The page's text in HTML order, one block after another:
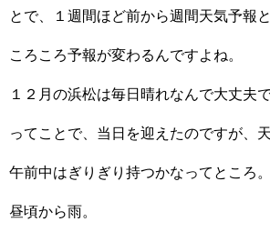
とで、１週間ほど前から週間天気予報
ころころ予報が変わるんですよね。
１２月の浜松は毎日晴れなんで大丈夫で
ってことで、当日を迎えたのですが、
午前中はぎりぎり持つかなってところ。
昼頃から雨。